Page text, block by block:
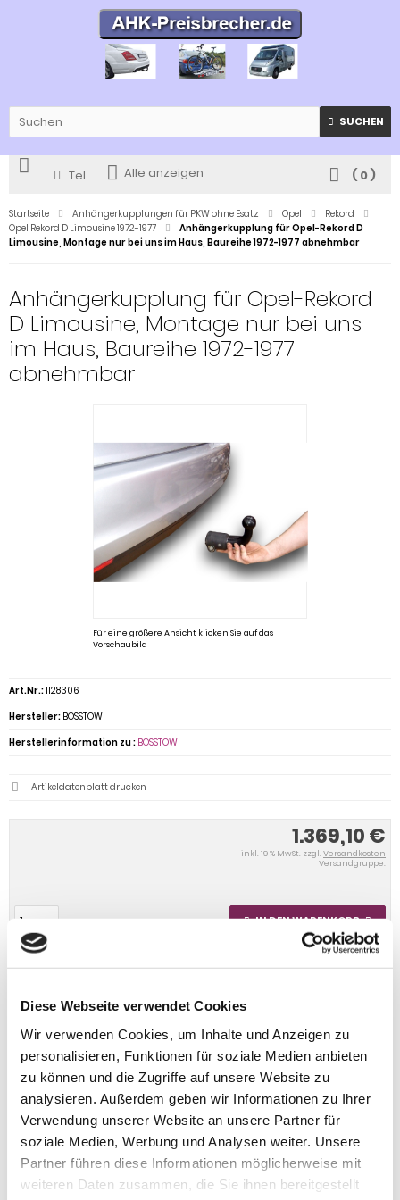
Diese Webseite verwendet Cookies
Wir verwenden Cookies, um Inhalte und Anzeigen zu
personalisieren, Funktionen für soziale Medien anbieten
zu können und die Zugriffe auf unsere Website zu
analysieren. Außerdem geben wir Informationen zu Ihrer
Verwendung unserer Website an unsere Partner für
soziale Medien, Werbung und Analysen weiter. Unsere
Partner führen diese Informationen möglicherweise mit
weiteren Daten zusammen, die Sie ihnen bereitgestellt
SUCHEN
Tel. Alle anzeigen ( 0)
Startseite Anhängerkupplungen für PKW ohne Esatz Opel
Rekord
Opel Rekord D Limousine 1972-1977
Anhängerkupplung für Opel-Rekord D
Limousine, Montage nur bei uns im Haus, Baureihe 1972-1977 abnehmbar
Anhängerkupplung für Opel-Rekord
D Limousine, Montage nur bei uns
im Haus, Baureihe 1972-1977
abnehmbar
Für eine größere Ansicht klicken Sie auf das
Vorschaubild
1.369,10 €
inkl. 19 % MwSt. zzgl. Versandkosten
Versandgruppe:
IN DEN WARENKORB
Art.Nr.:1128306
Hersteller: BOSSTOW
Herstellerinformation zu : BOSSTOW
Artikeldatenblatt drucken